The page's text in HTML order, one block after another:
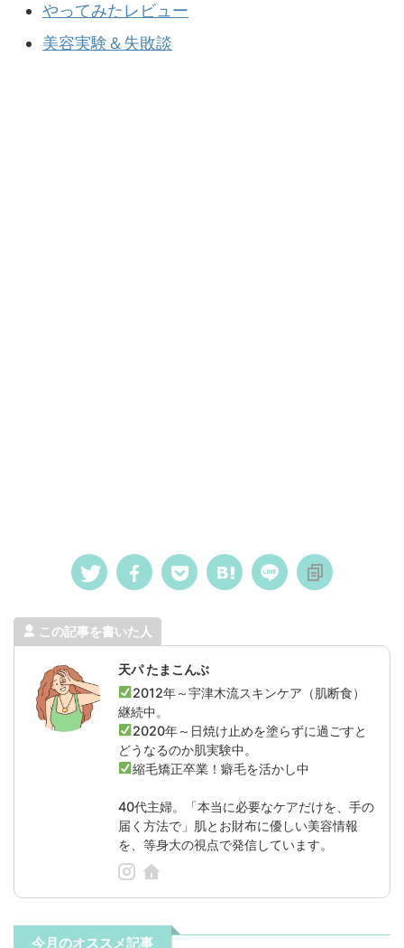
やってみたレビュー
美容実験＆失敗談
この記事を書いた人
天パ たまこんぶ
2012年～宇津木流スキンケア（肌断食）
継続中。
2020年～日焼け止めを塗らずに過ごすと
どうなるのか肌実験中。
縮毛矯正卒業！癖毛を活かし中
40代主婦。「本当に必要なケアだけを、手の
届く方法で」肌とお財布に優しい美容情報
を、等身大の視点で発信しています。
今月のオススメ記事